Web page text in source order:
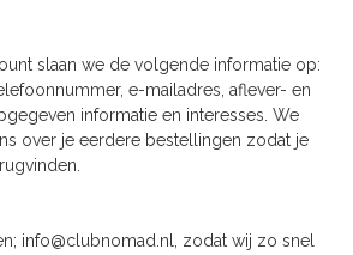
slaan we de volgende informatie op:
e-mailadres, aflever- en
informatie en interesses. We
over je eerdere bestellingen zodat je
info@clubnomad.nl
, zodat wij zo snel